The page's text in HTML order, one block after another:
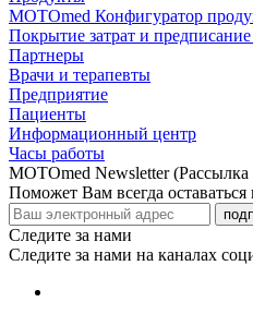
MOTOmed Конфигуратор
Покрытие затрат и предписание
Партнеры
Врачи и терапевты
Предприятие
Пациенты
Информационный центр
Часы работы
MOTOmed Newsletter
Поможет Вам всегда оставаться
Следите за нами
Следите за нами на каналах